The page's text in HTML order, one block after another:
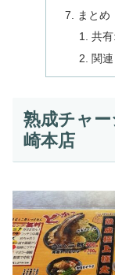
まとめ
共有:
関連
熟成チャ
崎本店